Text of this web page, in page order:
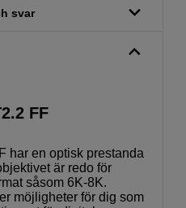
svar
FF
har en optisk prestanda
är redo för
såsom 6K-8K.
möjligheter för dig som